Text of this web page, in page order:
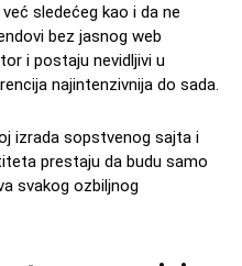
sledećeg kao i da ne
bez jasnog web
i postaju nevidljivi u
najintenzivnija do sada.
izrada sopstvenog sajta i
prestaju da budu samo
svakog ozbiljnog